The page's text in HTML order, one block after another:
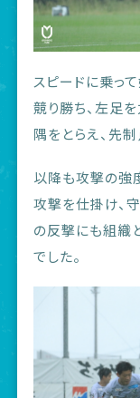
スピードに乗っ
競り勝ち、左足
隅をとらえ、先
以降も攻撃の強
攻撃を仕掛け、
の反撃にも組織
でした。